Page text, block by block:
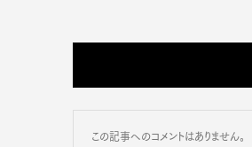
この記事へのコメントはありません。